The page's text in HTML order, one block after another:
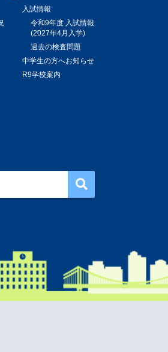
入試情報
令和9年度 入試情報
(2027年4月入学)
過去の検査問題
中学生の方へお知らせ
R9学校案内